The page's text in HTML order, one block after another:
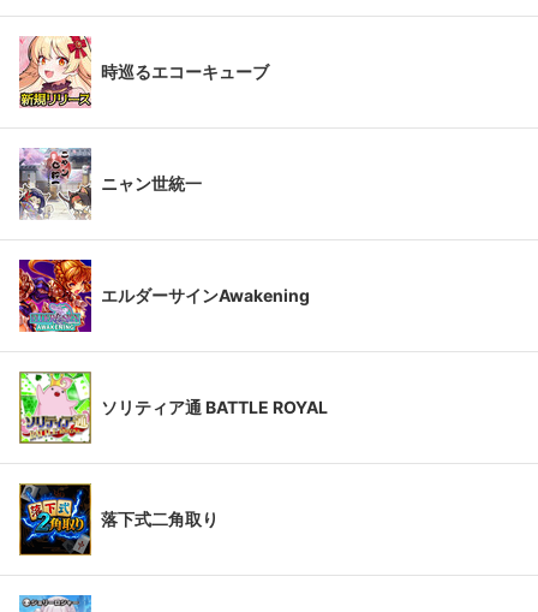
時巡るエコーキューブ
ニャン世統一
エルダーサインAwakening
ソリティア通 BATTLE ROYAL
落下式二角取り